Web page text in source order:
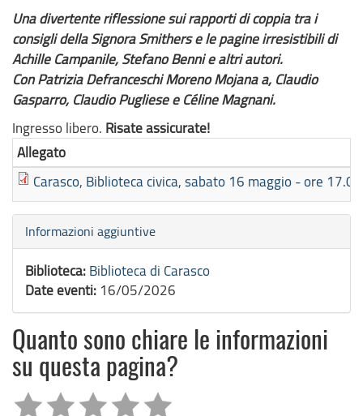
Una divertente riflessione sui rapporti di coppia tra i
consigli della Signora Smithers e le pagine irresistibili di
Achille Campanile, Stefano Benni e altri autori.
Con Patrizia Defranceschi Moreno Mojana a, Claudio
Gasparro, Claudio Pugliese e Céline Magnani.
Ingresso libero. Risate assicurate!
Allegato
Carasco, Biblioteca civica, sabato 16 maggio - ore 17.00
Nascondi
Informazioni aggiuntive
Biblioteca: Biblioteca di Carasco
Date eventi: 16/05/2026
Quanto sono chiare le informazioni
su questa pagina?